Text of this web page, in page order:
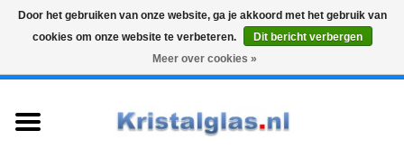
Graveren
Door het gebruiken van onze website, ga je akkoord met het gebruik van
cookies om onze website te verbeteren.
Dit bericht verbergen
Meer over cookies »